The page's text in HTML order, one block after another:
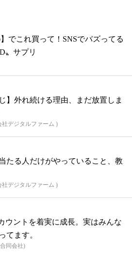
】でこれ買って！SNSでバズってる
〟サプリ
】外れ続ける理由、まだ放置しま
社デジタルファーム )
たる人だけがやっていること、教
社デジタルファーム )
ウントを着実に成長。実はみんな
てます。
同会社)